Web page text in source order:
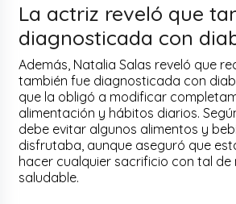
La actriz reveló que
diagnosticada con
Además, Natalia Salas reveló que
también fue diagnosticada con
que la obligó a modificar
alimentación y hábitos diarios.
debe evitar algunos alimentos y
disfrutaba, aunque aseguró que
hacer cualquier sacrificio con tal de
saludable.